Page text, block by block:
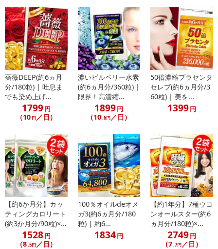
厳選素材にありました
TVでも話題の59種類もの栄養素を含有する
まさに栄養の宝庫「ユーグレナ」
◆植物と動物の2つの成分を併せ持つ期待の成分
「無駄なく体に摂り入れたい栄養素をバランスよく含有」
ユーグレナ（みどりむし）とはワカメや昆布の仲間に分類されま
す。
0.05mm程のとても小さく顕微鏡でなければ確認できないほど小さ
な存在ですが、その力はとても大きく含まれる成分は人間が生活す
るうえで欠かせないビタミンからアミノ酸、ミネラルなどの成分を
無い為人間の身体に吸収することが桁違いに良い為、豊富な栄養素
を効率よく取り入れられると注目されております。
◆ダイエッター注目の成分
ユーグレナだけの唯一の力「パラミロン」
「様々な成分を含有するユーグレナの中には「パラミロン」と呼ば
れるユーグレナにしか存在しない独自の成分を持つとされており、
消化されにくいという特性と無数の細かい穴の開いたスポンジのよ
うな食物繊維であり、この穴がダイエッターたちの余分をスッキリ
と応援してくれてると言われ注目が集められています。」
薔薇DEEP(約6ヵ月
分/180粒) | 吐息ま
でも染め上げ...
1799円
（10 円／日）
濃いビルベリー水素
(約6ヵ月分/360粒) |
限界！高濃縮...
1899円
（10.6円／日）
50倍濃縮プラセンタ
セレブ(約6ヵ月分/3
60粒) | 美を...
1399円
【約6か月分】カッ
ティングカロリート
(約3か月分/90粒)×...
1528円
（8 .5円／日）
100％オイルdeオメ
ガ3(約6ヵ月分/180
粒) | 約6...
1834円
【約1年分】7種ウコ
ンオールスター(約6
ヵ月分/180粒)×...
2749円
（7 .7円 ／日）